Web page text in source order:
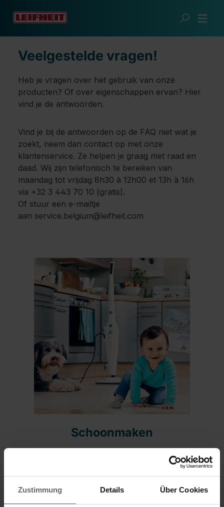
Zustimmung Details Über Cookies
Ga naar de hoofdinhoud
Veelgestelde vragen!
Heb je vragen over het gebruik van onze
producten? Of over eigenschappen ervan? Hier
vind je de antwoorden.
Vind je bij de antwoorden op de FAQ niet wat je
zoekt, neem dan contact op met onze
klantenservice. Ze helpen je graag met raad en
daad. Wij zijn telefonisch te bereiken van
maandag tot vrijdag 8h30 à 12h00 et 13h à 16h
via +32 3 443 70 10 (gratis).
Of stuur een e-mailtje
aan service.belgium@leifheit.com
Schoonmaken
Hier vind je vragen en antwoorden over